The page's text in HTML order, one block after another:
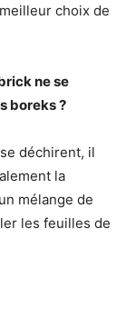
choix de
ne se
boreks ?
déchirent, il
la
mélange de
les feuilles de